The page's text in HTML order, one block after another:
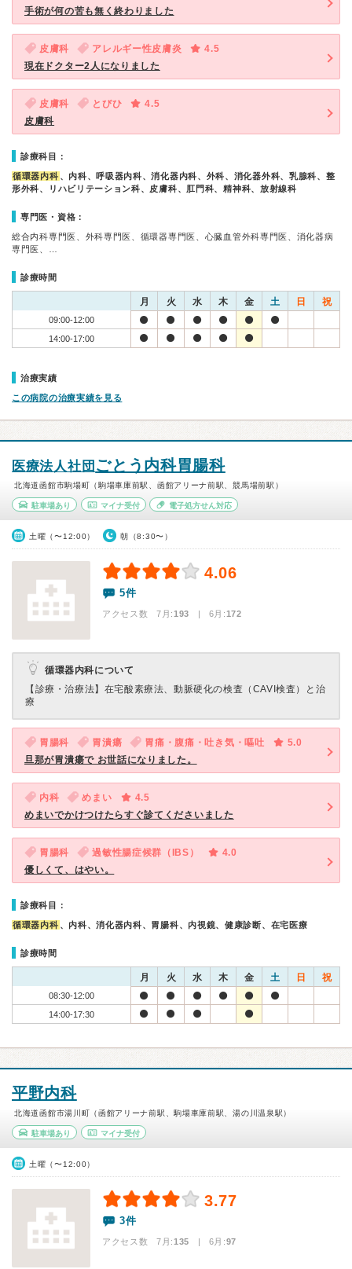
手術が何の苦も無く終わりました
皮膚科 アレルギー性皮膚炎
4.5
現在ドクター2人になりました
皮膚科 とびひ
4.5
皮膚科
診療科目：
循環器内科 、内科、呼吸器内科、消化器内科、外科、消化器外科、乳腺科、整
形外科、リハビリテーション科、皮膚科、肛門科、精神科、放射線科
専門医・資格：
総合内科専門医、外科専門医、循環器専門医、心臓血管外科専門医、消化器病
専門医、…
診療時間
月 火 水 木 金 土 日 祝
09:00-12:00
14:00-17:00
治療実績
この病院の治療実績を見る
医療法人社団 ごとう内科胃腸科
北海道函館市駒場町（駒場車庫前駅、函館アリーナ前駅、競馬場前駅）
駐車場あり マイナ受付 電子処方せん対応
土曜（〜12:00） 朝（8:30〜）
4.06
5件
アクセス数 7月:193 | 6月:172
循環器内科について
【診療・治療法】 在宅酸素療法、動脈硬化の検査（CAVI検査）と治
療
胃腸科 胃潰瘍 胃痛・腹痛・吐き気・嘔吐
5.0
旦那が胃潰瘍で お世話になりました。
内科 めまい
4.5
めまいでかけつけたらすぐ診てくださいました
胃腸科 過敏性腸症候群（IBS）
4.0
優しくて、はやい。
診療科目：
循環器内科 、内科、消化器内科、胃腸科、内視鏡、健康診断、在宅医療
診療時間
月 火 水 木 金 土 日 祝
08:30-12:00
14:00-17:30
平野内科
北海道函館市湯川町（函館アリーナ前駅、駒場車庫前駅、湯の川温泉駅）
駐車場あり マイナ受付
土曜（〜12:00）
3.77
3件
アクセス数 7月:135 | 6月:97